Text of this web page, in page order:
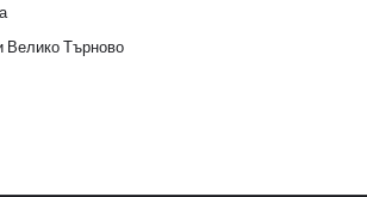
Велико Търново